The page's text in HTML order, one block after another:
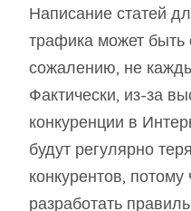
Написание статей
трафика может быть
сожалению, не
Фактически, из-за
конкуренции в
будут регулярно
конкурентов,
разработать